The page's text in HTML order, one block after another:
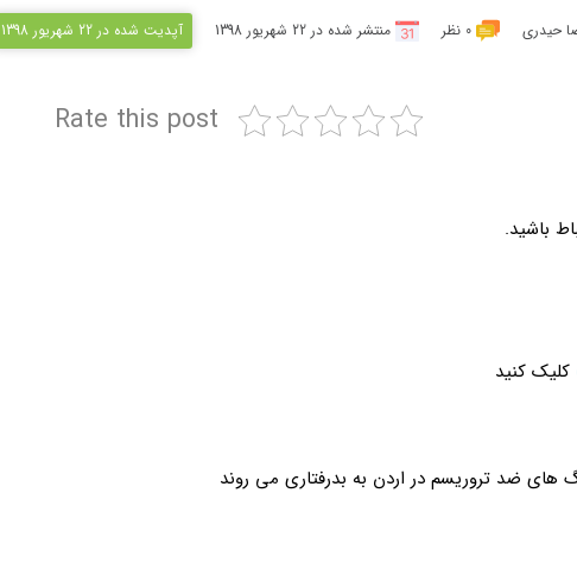
حیدری 0 نظر منتشر شده در 22 شهریور 1398 آپدیت شده در 22 شهریور 1398
Rate this post
باشید.
کلیک کنید